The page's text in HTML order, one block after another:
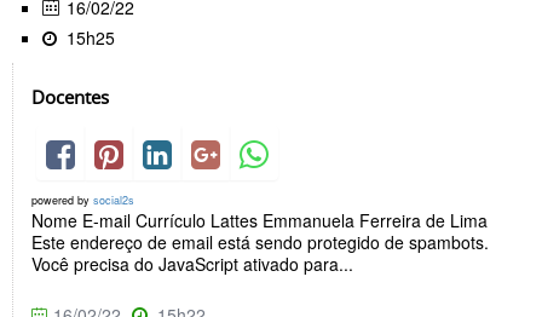
16/02/22
15h25
Docentes
powered by social2s
Nome E-mail Currículo Lattes Emmanuela Ferreira de Lima
Este endereço de email está sendo protegido de spambots.
Você precisa do JavaScript ativado para...